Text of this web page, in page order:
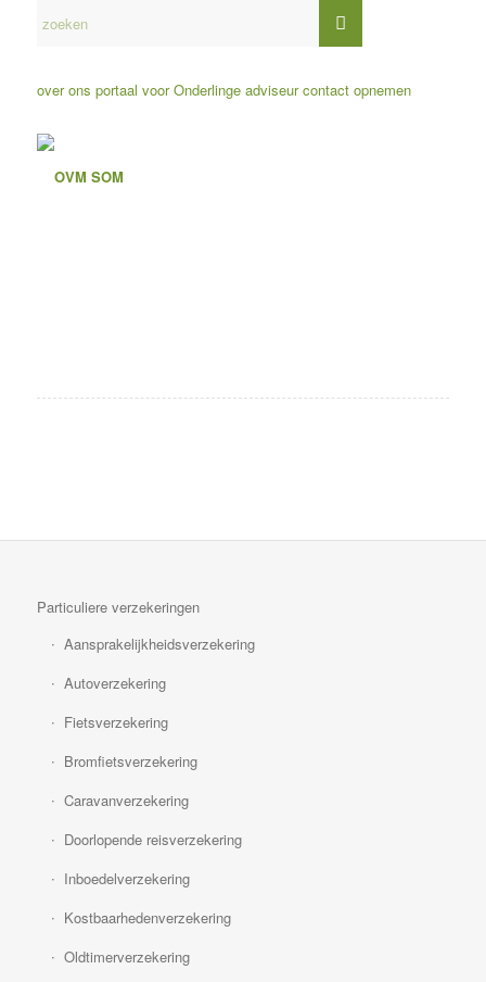
over ons portaal voor Onderlinge adviseur contact opnemen
Particuliere verzekeringen
Aansprakelijkheidsverzekering
Autoverzekering
Fietsverzekering
Bromfietsverzekering
Caravanverzekering
Doorlopende reisverzekering
Inboedelverzekering
Kostbaarhedenverzekering
Oldtimerverzekering